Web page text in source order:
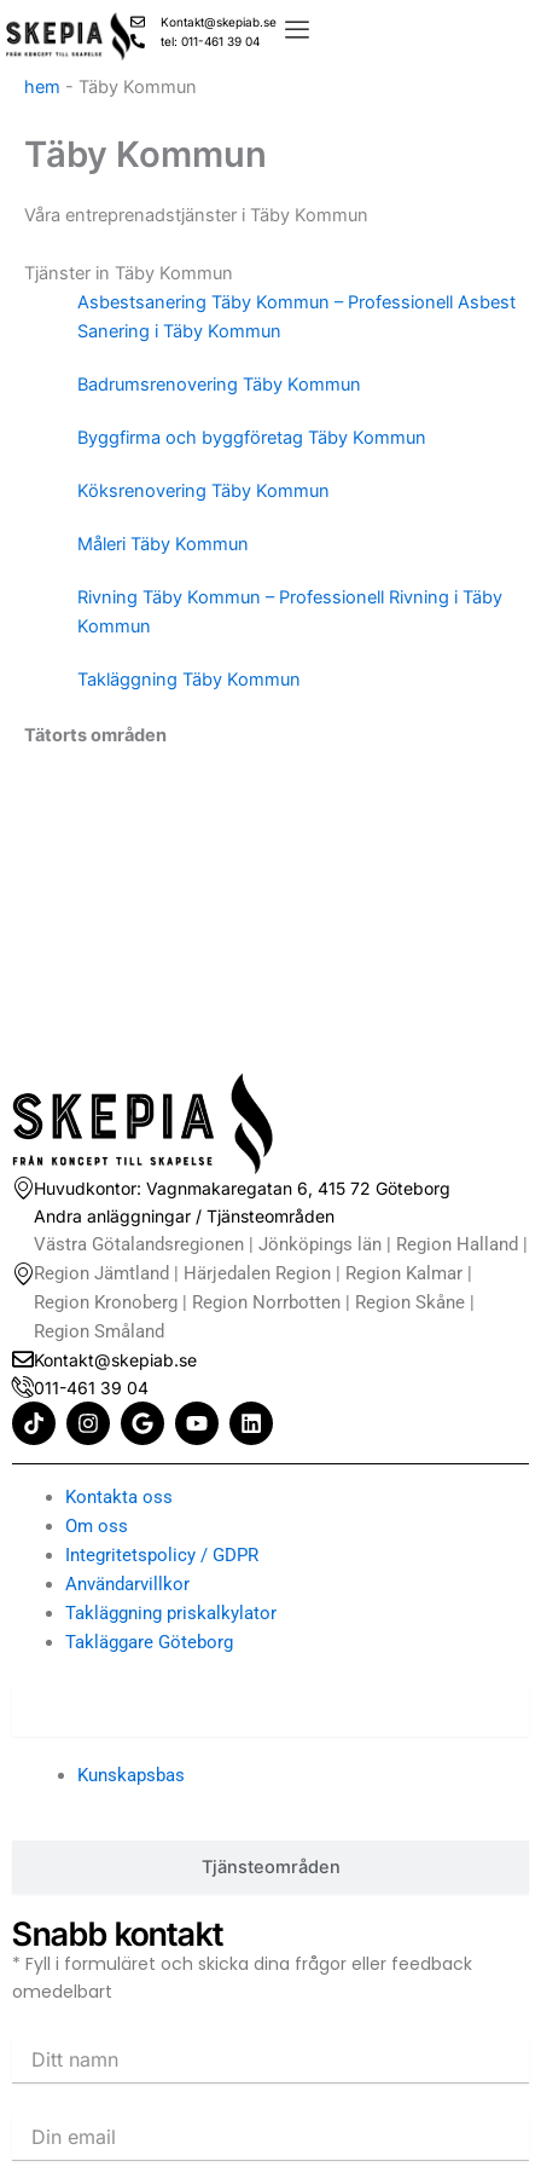
to
Kontakt@skepiab.se
tel: 011-461 39 04
hem - Täby Kommun
Täby Kommun
Våra entreprenadstjänster i Täby Kommun
Tjänster in Täby Kommun
Asbestsanering Täby Kommun – Professionell Asbest
Sanering i Täby Kommun
Badrumsrenovering Täby Kommun
Byggfirma och byggföretag Täby Kommun
Köksrenovering Täby Kommun
Måleri Täby Kommun
Rivning Täby Kommun – Professionell Rivning i Täby
Kommun
Takläggning Täby Kommun
Tätorts områden
Huvudkontor: Vagnmakaregatan 6, 415 72 Göteborg
Andra anläggningar / Tjänsteområden
Västra Götalandsregionen | Jönköpings län | Region Halland |
Region Jämtland | Härjedalen Region | Region Kalmar |
Region Kronoberg | Region Norrbotten | Region Skåne |
Region Småland
Kontakt@skepiab.se
011-461 39 04
T
i
k
I
n
s
a
g
r
a
m
G
o
o
l
Y
o
u
L
i
n
n
Kontakta oss
Om oss
Integritetspolicy / GDPR
Användarvillkor
Takläggning priskalkylator
Takläggare Göteborg
Tjänsteområden
Kunskapsbas
Snabb kontakt
* Fyll i formuläret och skicka dina frågor eller feedback
omedelbart